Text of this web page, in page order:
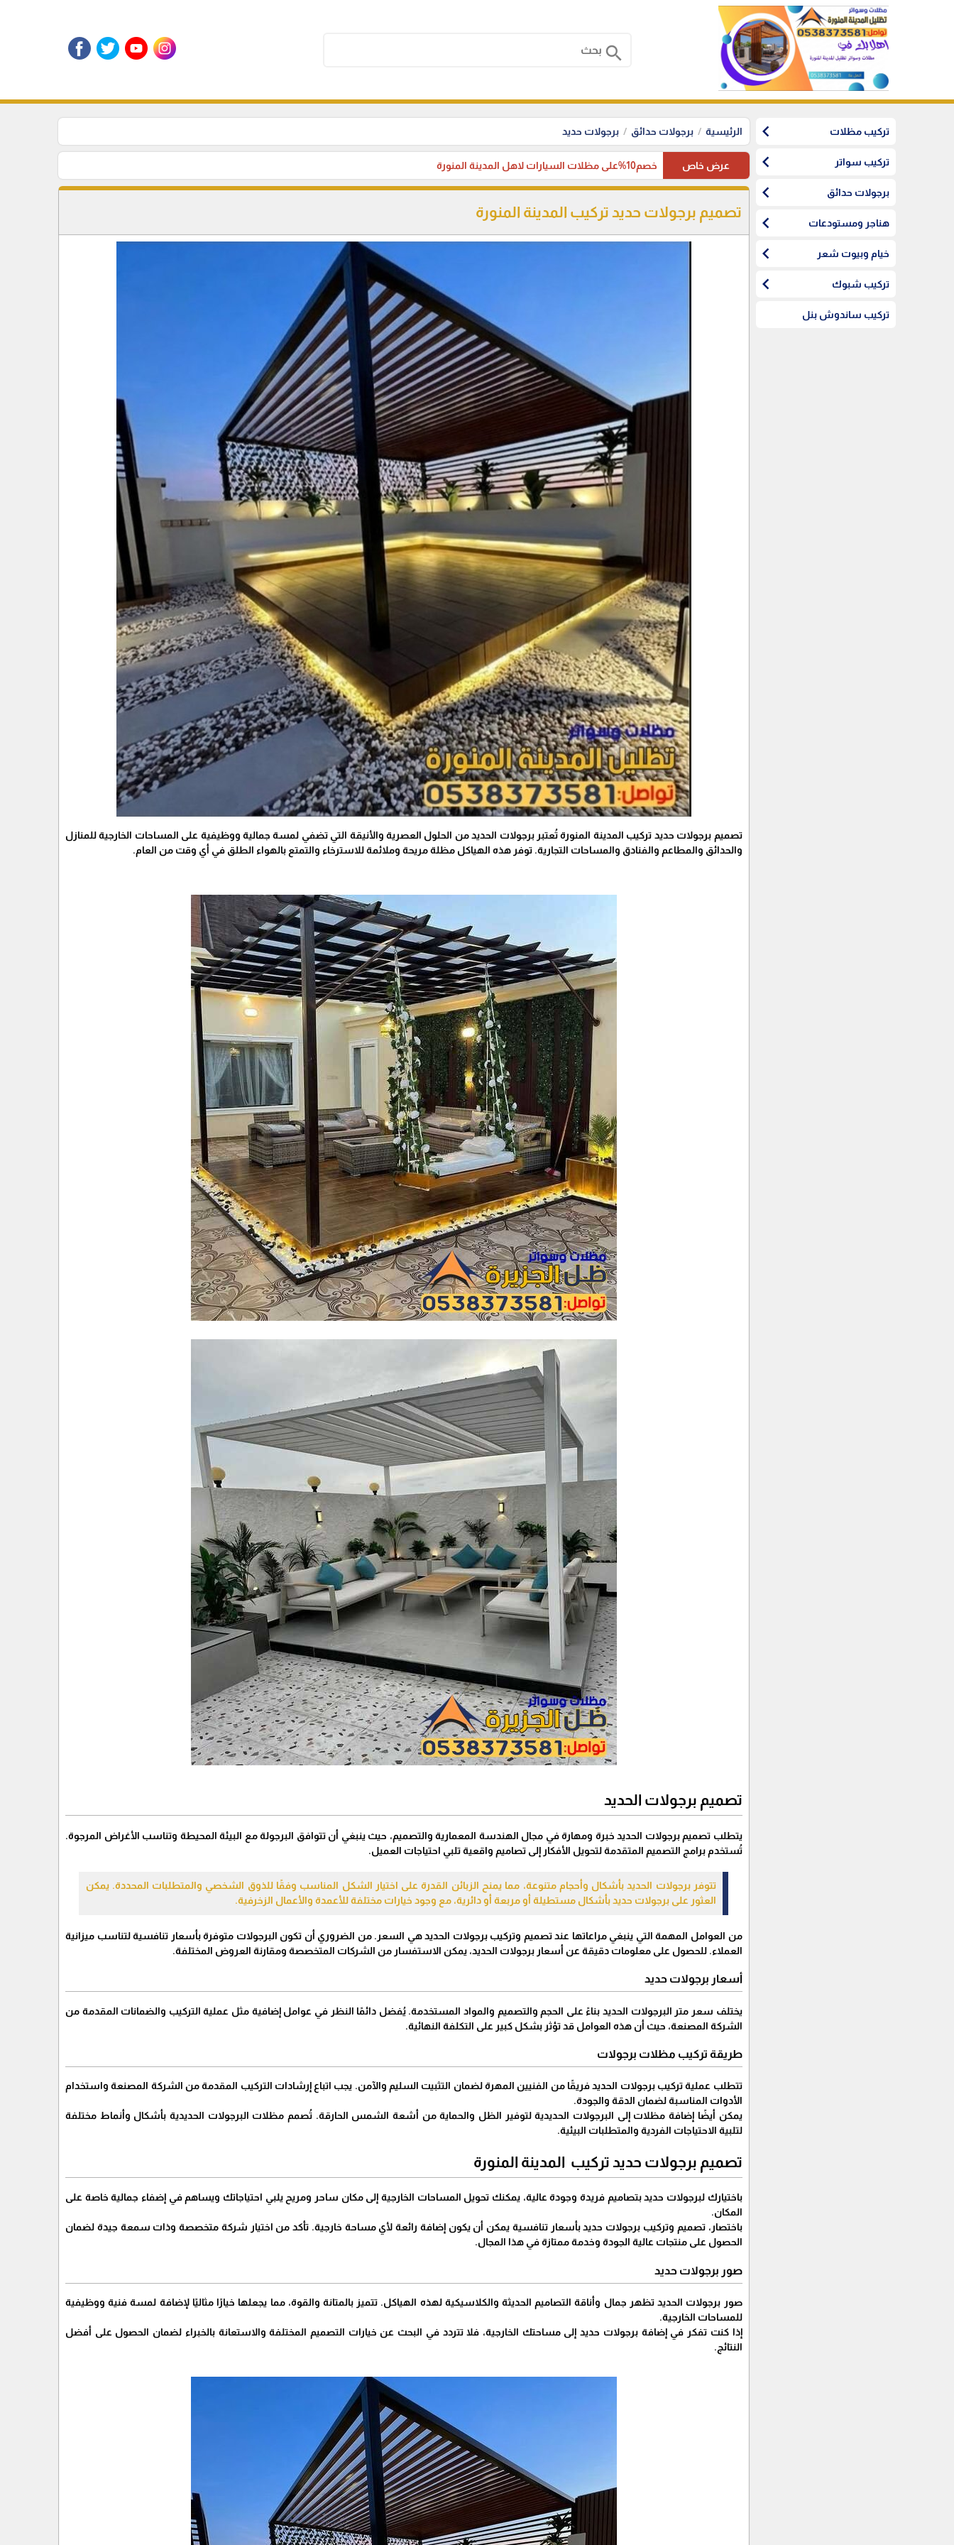
search
تركيب مظلات chevron_left
تركيب سواتر chevron_left
برجولات حدائق chevron_left
هناجر ومستودعات chevron_left
خيام وبيوت شعر chevron_left
تركيب شبوك chevron_left
تركيب ساندوش بنل
الرئيسية برجولات حدائق برجولات حديد
عرض خاص خصم10%على مظلات السيارات لاهل المدينة المنورة
تصميم برجولات حديد تركيب المدينة المنورة
تصميم برجولات حديد تركيب المدينة المنورة تُعتبر برجولات الحديد من الحلول العصرية والأنيقة التي تضفي لمسة جمالية ووظيفية على المساحات الخارجية للمنازل
والحدائق والمطاعم والفنادق والمساحات التجارية. توفر هذه الهياكل مظلة مريحة وملائمة للاسترخاء والتمتع بالهواء الطلق في أي وقت من العام.
تصميم برجولات الحديد
يتطلب تصميم برجولات الحديد خبرة ومهارة في مجال الهندسة المعمارية والتصميم، حيث ينبغي أن تتوافق البرجولة مع البيئة المحيطة وتناسب الأغراض المرجوة.
تُستخدم برامج التصميم المتقدمة لتحويل الأفكار إلى تصاميم واقعية تلبي احتياجات العميل.
تتوفر برجولات الحديد بأشكال وأحجام متنوعة، مما يمنح الزبائن القدرة على اختيار الشكل المناسب وفقًا للذوق الشخصي والمتطلبات المحددة. يمكن
العثور على برجولات حديد بأشكال مستطيلة أو مربعة أو دائرية، مع وجود خيارات مختلفة للأعمدة والأعمال الزخرفية.
من العوامل المهمة التي ينبغي مراعاتها عند تصميم وتركيب برجولات الحديد هي السعر. من الضروري أن تكون البرجولات متوفرة بأسعار تنافسية لتناسب ميزانية
العملاء. للحصول على معلومات دقيقة عن أسعار برجولات الحديد، يمكن الاستفسار من الشركات المتخصصة ومقارنة العروض المختلفة.
أسعار برجولات حديد
يختلف سعر متر البرجولات الحديد بناءً على الحجم والتصميم والمواد المستخدمة. يُفضل دائمًا النظر في عوامل إضافية مثل عملية التركيب والضمانات المقدمة من
الشركة المصنعة، حيث أن هذه العوامل قد تؤثر بشكل كبير على التكلفة النهائية.
طريقة تركيب مظلات برجولات
تتطلب عملية تركيب برجولات الحديد فريقًا من الفنيين المهرة لضمان التثبيت السليم والآمن. يجب اتباع إرشادات التركيب المقدمة من الشركة المصنعة واستخدام
الأدوات المناسبة لضمان الدقة والجودة.
يمكن أيضًا إضافة مظلات إلى البرجولات الحديدية لتوفير الظل والحماية من أشعة الشمس الحارقة. تُصمم مظلات البرجولات الحديدية بأشكال وأنماط مختلفة
لتلبية الاحتياجات الفردية والمتطلبات البيئية.
تصميم برجولات حديد تركيب المدينة المنورة
باختيارك لبرجولات حديد بتصاميم فريدة وجودة عالية، يمكنك تحويل المساحات الخارجية إلى مكان ساحر ومريح يلبي احتياجاتك ويساهم في إضفاء جمالية خاصة على
المكان.
باختصار، تصميم وتركيب برجولات حديد بأسعار تنافسية يمكن أن يكون إضافة رائعة لأي مساحة خارجية. تأكد من اختيار شركة متخصصة وذات سمعة جيدة لضمان
الحصول على منتجات عالية الجودة وخدمة ممتازة في هذا المجال.
صور برجولات حديد
صور برجولات الحديد تظهر جمال وأناقة التصاميم الحديثة والكلاسيكية لهذه الهياكل. تتميز بالمتانة والقوة، مما يجعلها خيارًا مثاليًا لإضافة لمسة فنية ووظيفية
للمساحات الخارجية.
إذا كنت تفكر في إضافة برجولات حديد إلى مساحتك الخارجية، فلا تتردد في البحث عن خيارات التصميم المختلفة والاستعانة بالخبراء لضمان الحصول على أفضل
النتائج.